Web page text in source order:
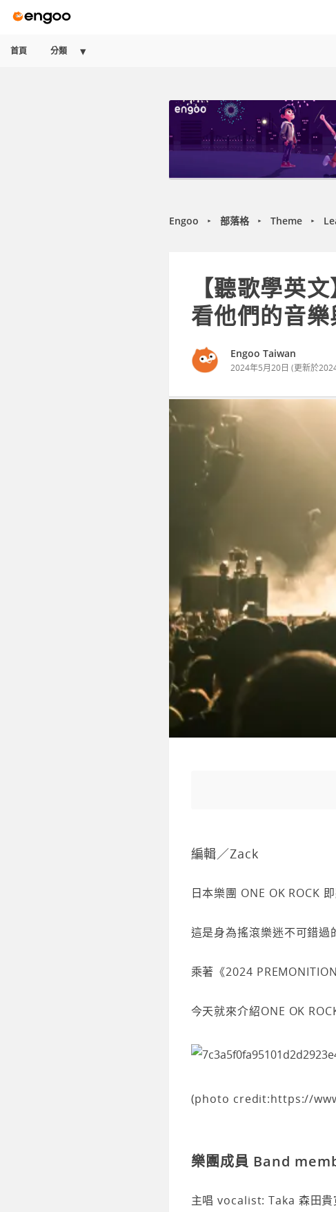
首頁 分類
Engoo ► 部落格 ► Theme ►
【聽歌學英
看他們的音
Engoo Taiwan
2024年5月20日 (更新於
編輯／Zack
日本樂團 ONE OK ROCK
這是身為搖滾樂迷不可錯過
乘著《2024
今天就來介紹ONE OK
(photo credit:https://
樂團成員 Band
主唱 vocalist: Taka 森田貴